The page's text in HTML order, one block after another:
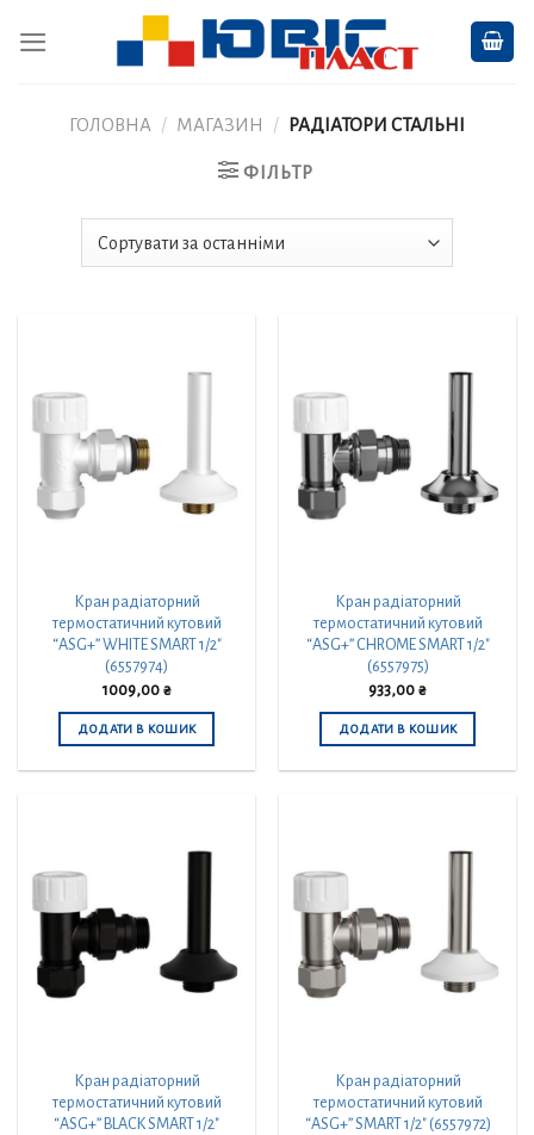
ГОЛОВНА / МАГАЗИН / РАДІАТОРИ СТАЛЬНІ
ФІЛЬТР
Кран радіаторний
термостатичний кутовий
“ASG+” WHITE SMART 1/2″
(6557974)
1009,00 ₴
ДОДАТИ В КОШИК
Кран радіаторний
термостатичний кутовий
“ASG+” CHROME SMART 1/2″
(6557975)
933,00 ₴
ДОДАТИ В КОШИК
Кран радіаторний
термостатичний кутовий
“ASG+” BLACK SMART 1/2″
Кран радіаторний
термостатичний кутовий
“ASG+” SMART 1/2″ (6557972)